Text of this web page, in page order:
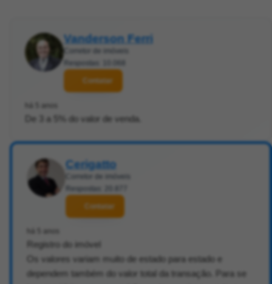
Vanderson Ferri
Contatar
De 3 a 5% do valor de venda.
Cerigatto
Contatar
Registro do imóvel
Os valores variam muito de estado para estado e
dependem também do valor total da transação. Para se